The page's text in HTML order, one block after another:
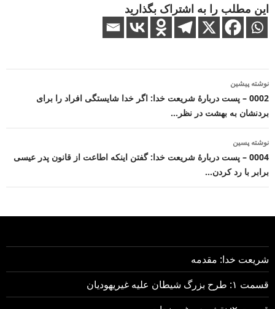
این مطلب را به اشتراک بگذارید
ناوبری
نوشته
نوشته پیشین
0002 – پست دربارهٔ شریعت خدا: اگر خدا شایستگی افراد را برای
بردنشان به بهشت در نظر…
نوشته پسین
0004 – پست دربارهٔ شریعت خدا: گفتن اینکه اطاعت از قانون پدر عیسی
برابر با رد کردن…
شریعت خدا: مقدمه
قسمت ۱: طرح بزرگ شیطان علیه غیریهودیان